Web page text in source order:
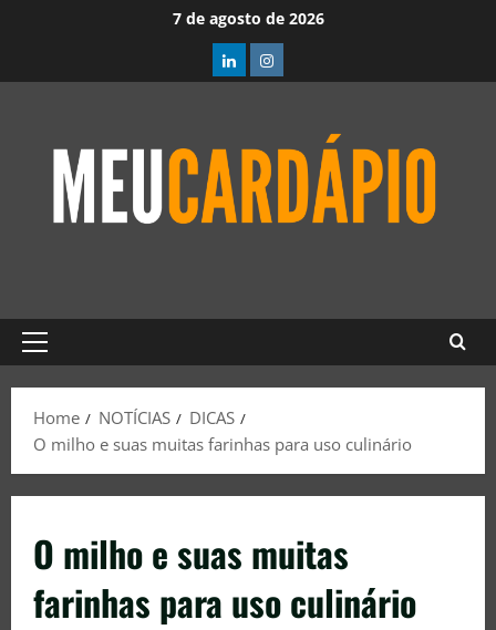
7 de agosto de 2026
Home NOTÍCIAS
DICAS
O milho e suas muitas farinhas para uso culinário
O milho e suas muitas
farinhas para uso culinário